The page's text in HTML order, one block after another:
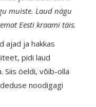
muiste. Laud nägu
Eesti kraami täis.
ajad ja hakkas
pidi laud
Siis öeldi, võib-olla
noodigagi